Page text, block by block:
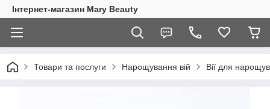
Інтернет-магазин Mary Beauty
Товари та послуги Нарощування вій Вії для